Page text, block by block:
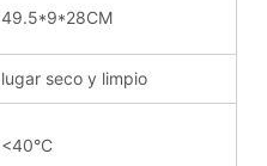
49.5*9*28CM
lugar seco y limpio
<40°C